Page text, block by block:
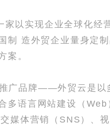
以实现企业全球化经
制 造外贸企业量身定
案。
品牌——外贸云是以多
多语言网站建设（
交媒体营销（SNS）、